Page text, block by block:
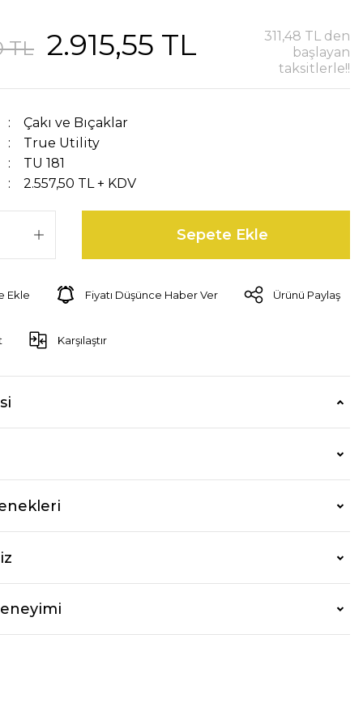
TL 2.915,55 TL
311,48 TL den
başlayan
taksitlerle!!
Çakı ve Bıçaklar
True Utility
TU 181
2.557,50 TL + KDV
Sepete Ekle
Fiyatı Düşünce Haber Ver Ürünü Paylaş
Karşılaştır